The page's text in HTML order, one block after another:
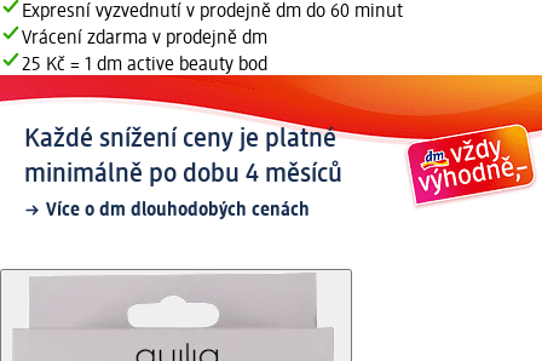
Expresní vyzvednutí v prodejně dm do 60 minut
Vrácení zdarma v prodejně dm
25 Kč = 1 dm active beauty bod
Každé snížení ceny je platné
minimálně po dobu 4 měsíců
Více o dm dlouhodobých cenách